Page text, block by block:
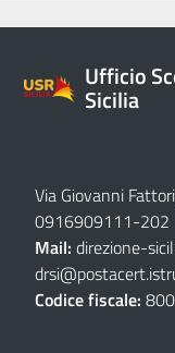
Ufficio
Sicilia
Via Giovanni
0916909111-202
Mail: direzione-
Codice fiscale: